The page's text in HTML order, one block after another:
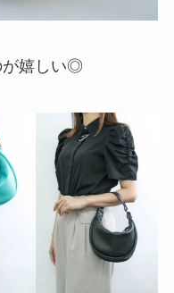
が嬉しい◎